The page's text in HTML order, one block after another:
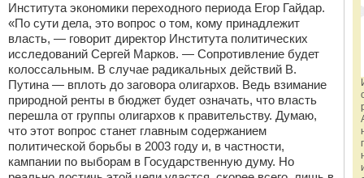
Института экономики переходного периода Егор Гайдар.
«По сути дела, это вопрос о том, кому принадлежит
власть, — говорит директор Института политических
исследований Сергей Марков. — Сопротивление будет
колоссальным. В случае радикальных действий В.
Путина — вплоть до заговора олигархов. Ведь взимание
природной ренты в бюджет будет означать, что власть
перешла от группы олигархов к правительству. Думаю,
что этот вопрос станет главным содержанием
политической борьбы в 2003 году и, в частности,
кампании по выборам в Государственную думу. Но